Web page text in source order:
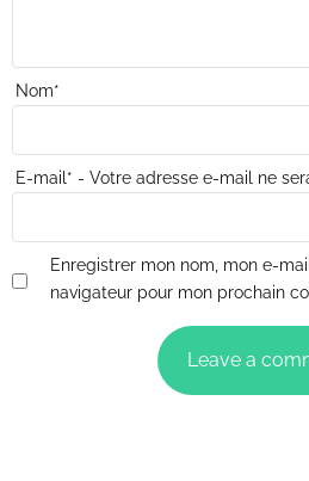
Nom*
E-mail* - Votre adresse e-mail ne
Enregistrer mon nom, mon e-
navigateur pour mon prochain